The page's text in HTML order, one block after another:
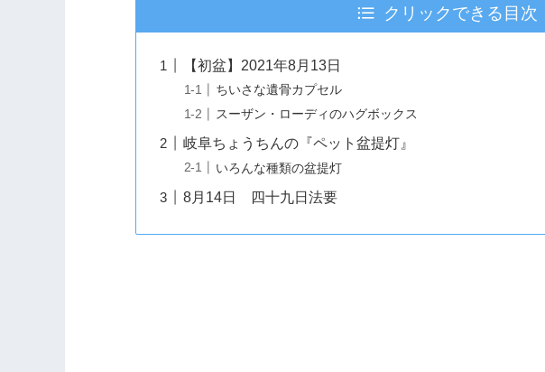
クリックできる目次
【初盆】2021年8月13日
ちいさな遺骨カプセル
スーザン・ローディのハグボックス
岐阜ちょうちんの『ペット盆提灯』
いろんな種類の盆提灯
8月14日 四十九日法要